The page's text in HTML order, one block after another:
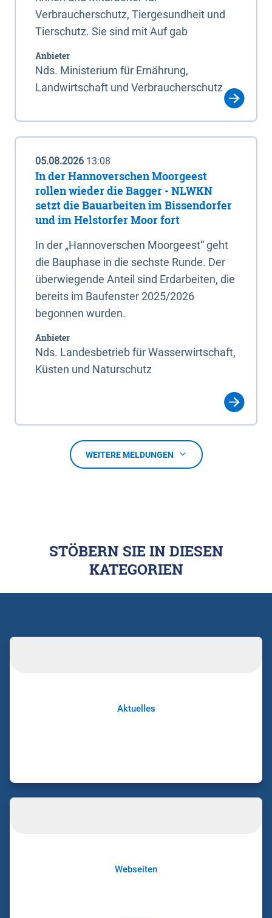
Verbraucherschutz, Tiergesundheit und
Tierschutz. Sie sind mit Auf gab
Anbieter
Nds. Ministerium für Ernährung,
Landwirtschaft und Verbraucherschutz
05.08.2026 13:08
In der Hannoverschen Moorgeest
rollen wieder die Bagger - NLWKN
setzt die Bauarbeiten im Bissendorfer
und im Helstorfer Moor fort
In der „Hannoverschen Moorgeest“ geht
die Bauphase in die sechste Runde. Der
überwiegende Anteil sind Erdarbeiten, die
bereits im Baufenster 2025/2026
begonnen wurden.
Anbieter
Nds. Landesbetrieb für Wasserwirtschaft,
Küsten und Naturschutz
WEITERE MELDUNGEN
STÖBERN SIE IN DIESEN
KATEGORIEN
Aktuelles
Webseiten